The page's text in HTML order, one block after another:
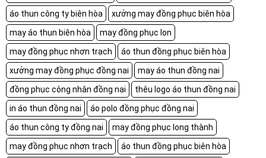
áo thun công ty biên hòa
xưởng may đồng phục biên hòa
may áo thun biên hòa
may đồng phục lon
may đồng phục nhơn trạch
áo thun đồng phục biên hòa
xưởng may đồng phục đồng nai
may áo thun đồng nai
đồng phục công nhân đồng nai
thêu logo áo thun đồng nai
in áo thun đồng nai
áo polo đồng phục đồng nai
áo thun công ty đồng nai
may đồng phục long thành
may đồng phục nhơn trạch
áo thun đồng phục biên hòa